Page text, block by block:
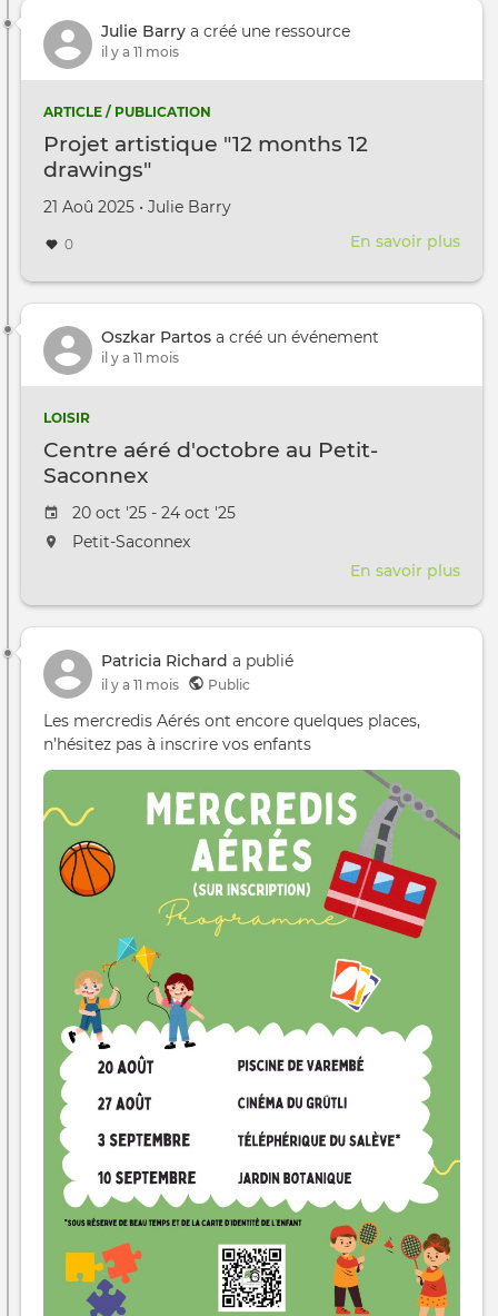
Julie Barry a créé une ressource
il y a 11 mois
ARTICLE / PUBLICATION
Projet artistique "12 months 12
drawings"
Créé le
21 Aoû 2025 •
par Julie Barry
0 En savoir plus
"12
Oszkar Partos a créé un événement
il y a 11 mois
LOISIR
Centre aéré d'octobre au Petit-
Saconnex
Date de l'évênement
20 oct '25 - 24 oct '25
L'événement aura lieu au / à
Petit-Saconnex
En savoir plus
Patricia Richard a publié
il y a 11 mois Public
Les mercredis Aérés ont encore quelques places,
n’hésitez pas à inscrire vos enfants